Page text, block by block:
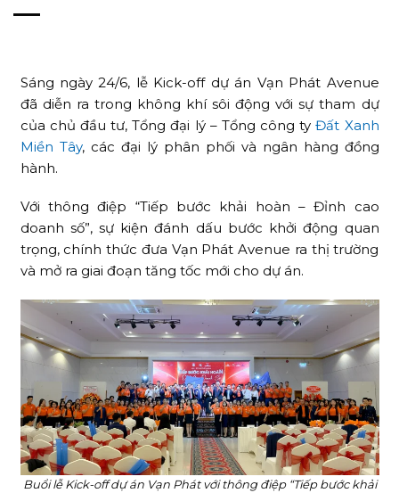
Sáng ngày 24/6, lễ Kick-off dự án Vạn Phát Avenue
đã diễn ra trong không khí sôi động với sự tham dự
của chủ đầu tư, Tổng đại lý – Tổng công tyĐất Xanh
Miền Tây, các đại lý phân phối và ngân hàng đồng
hành.
Với thông điệp “Tiếp bước khải hoàn – Đỉnh cao
doanh số”, sự kiện đánh dấu bước khởi động quan
trọng, chính thức đưa Vạn Phát Avenue ra thị trường
và mở ra giai đoạn tăng tốc mới cho dự án.
Buổi lễ Kick-off dự án Vạn Phát với thông điệp “Tiếp bước khải